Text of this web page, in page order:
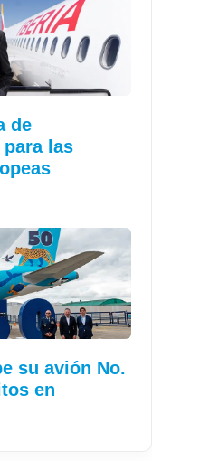
de
las
su avión No.
en